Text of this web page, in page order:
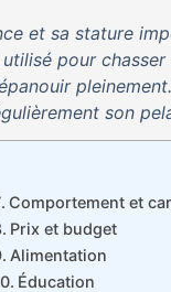
et sa stature
pour
son
Comportement et
Prix et budget
Alimentation
Éducation